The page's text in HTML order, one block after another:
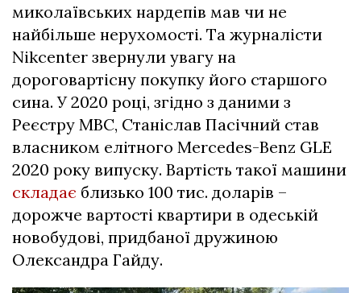
миколаївських нардепів мав чи не
найбільше нерухомості. Та журналісти
Nikcenter звернули увагу на
дороговартісну покупку його старшого
сина. У 2020 році, згідно з даними з
Реєстру МВС, Станіслав Пасічний став
власником елітного Mercedes-Benz GLE
2020 року випуску. Вартість такої машини
складає близько 100 тис. доларів –
дорожче вартості квартири в одеській
новобудові, придбаної дружиною
Олександра Гайду.